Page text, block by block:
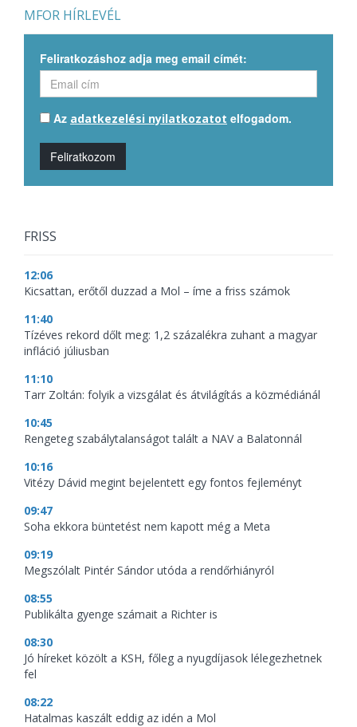
MFOR HÍRLEVÉL
Feliratkozáshoz adja meg email címét:
Az adatkezelési nyilatkozatot elfogadom.
Feliratkozom
FRISS
12:06
Kicsattan, erőtől duzzad a Mol – íme a friss számok
11:40
Tízéves rekord dőlt meg: 1,2 százalékra zuhant a magyar
infláció júliusban
11:10
Tarr Zoltán: folyik a vizsgálat és átvilágítás a közmédiánál
10:45
Rengeteg szabálytalanságot talált a NAV a Balatonnál
10:16
Vitézy Dávid megint bejelentett egy fontos fejleményt
09:47
Soha ekkora büntetést nem kapott még a Meta
09:19
Megszólalt Pintér Sándor utóda a rendőrhiányról
08:55
Publikálta gyenge számait a Richter is
08:30
Jó híreket közölt a KSH, főleg a nyugdíjasok lélegezhetnek
fel
08:22
Hatalmas kaszált eddig az idén a Mol